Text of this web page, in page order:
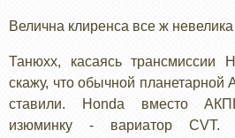
Велична клиренса все ж
Танюхх, касаясь трансмиссии
скажу, что обычной
ставили. Honda вместо
изюминку - вариатор CVT.